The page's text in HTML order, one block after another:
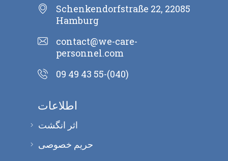
Schenkendorfstraße 22, 22085
Hamburg
contact@we-care-
personnel.com
(040)-55 43 49 09
اطلاعات
اثر انگشت
حریم خصوصی